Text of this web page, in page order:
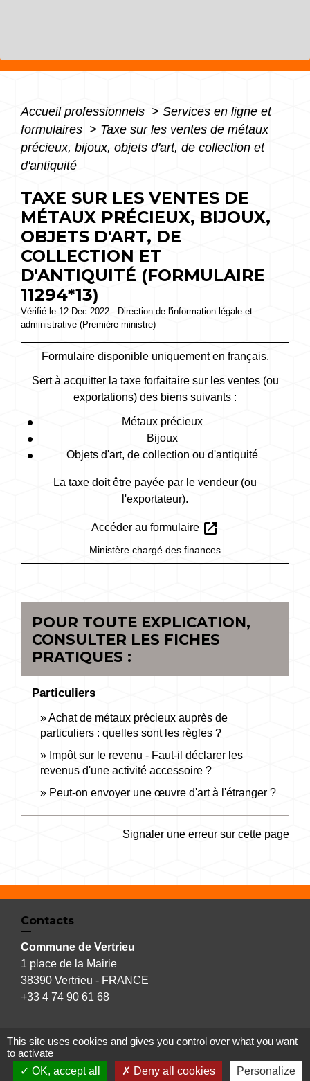
Accueil professionnels > Services en ligne et
formulaires > Taxe sur les ventes de métaux
précieux, bijoux, objets d'art, de collection et
d'antiquité
TAXE SUR LES VENTES DE
MÉTAUX PRÉCIEUX, BIJOUX,
OBJETS D'ART, DE
COLLECTION ET
D'ANTIQUITÉ (FORMULAIRE
11294*13)
Vérifié le 12 Dec 2022 - Direction de l'information légale et
administrative (Première ministre)
Formulaire disponible uniquement en français.
Sert à acquitter la taxe forfaitaire sur les ventes (ou
exportations) des biens suivants :
Métaux précieux
Bijoux
Objets d'art, de collection ou d'antiquité
La taxe doit être payée par le vendeur (ou
l'exportateur).
Accéder au formulaire open_in_new
Ministère chargé des finances
POUR TOUTE EXPLICATION,
CONSULTER LES FICHES
PRATIQUES :
Particuliers
Achat de métaux précieux auprès de
particuliers : quelles sont les règles ?
Impôt sur le revenu - Faut-il déclarer les
revenus d'une activité accessoire ?
Peut-on envoyer une œuvre d'art à l'étranger ?
Signaler une erreur sur cette page
Contacts
Commune de Vertrieu
1 place de la Mairie
38390 Vertrieu - FRANCE
+33 4 74 90 61 68
Liens
This site uses cookies and gives you control over what you want
to activate
OK, accept all
Deny all cookies Personalize